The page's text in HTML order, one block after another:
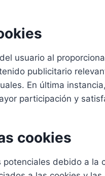
usuario al
publicitario
En última
participación y
cookies
debido a